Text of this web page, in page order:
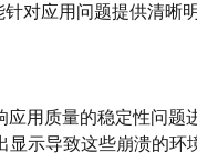
对应用问题提供清晰
应用质量的稳定性问题
示导致这些崩溃的环